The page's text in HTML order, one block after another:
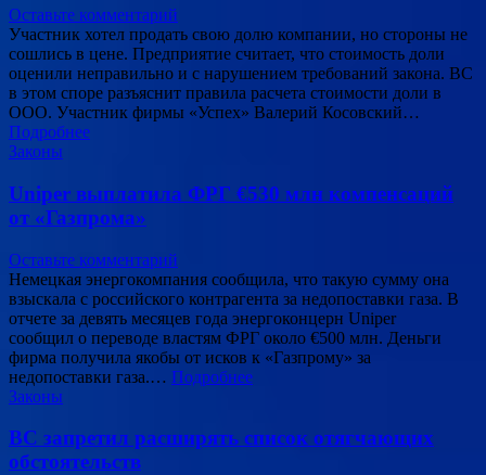
Оставьте комментарий
Участник хотел продать свою долю компании, но стороны не
сошлись в цене. Предприятие считает, что стоимость доли
оценили неправильно и с нарушением требований закона. ВС
в этом споре разъяснит правила расчета стоимости доли в
ООО. Участник фирмы «Успех» Валерий Косовский…
Подробнее
Законы
Uniper выплатила ФРГ €530 млн компенсаций
от «Газпрома»
Оставьте комментарий
Немецкая энергокомпания сообщила, что такую сумму она
взыскала с российского контрагента за недопоставки газа. В
отчете за девять месяцев года энергоконцерн Uniper
сообщил о переводе властям ФРГ около €500 млн. Деньги
фирма получила якобы от исков к «Газпрому» за
недопоставки газа.… Подробнее
Законы
ВС запретил расширять список отягчающих
обстоятельств